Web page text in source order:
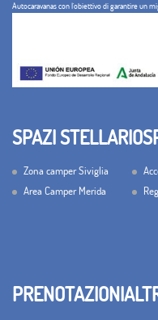
Autocaravanas con l'obiettivo di garantire un
SPAZI STELLARI
Zona camper Siviglia
Area Camper Merida
PRENOTAZIONI